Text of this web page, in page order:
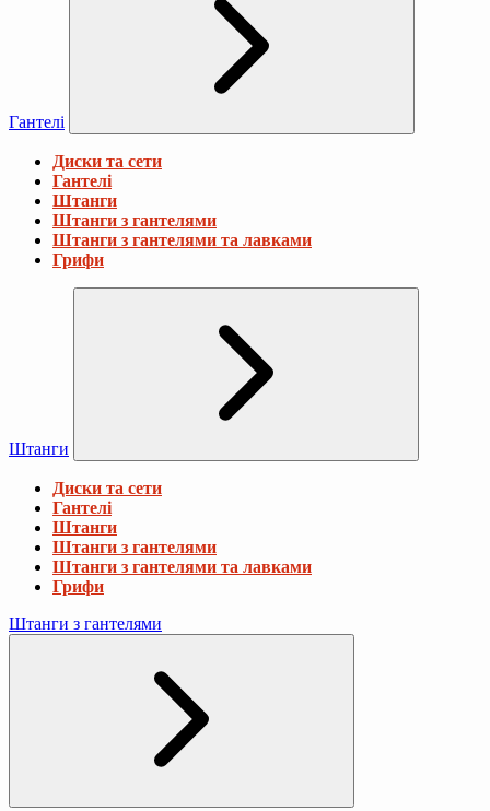
Гантелі
Диски та сети
Гантелі
Штанги
Штанги з гантелями
Штанги з гантелями та лавками
Грифи
Штанги
Диски та сети
Гантелі
Штанги
Штанги з гантелями
Штанги з гантелями та лавками
Грифи
Штанги з гантелями